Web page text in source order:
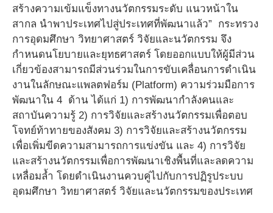
สร้างความเข้มแข็งทางนวัตกรรมระดับ แนวหน้าใน
สากล นําพาประเทศไปสู่ประเทศที่พัฒนาแล้ว” กระทรวง
การอุดมศึกษา วิทยาศาสตร์ วิจัยและนวัตกรรม จึง
กำหนดนโยบายและยุทธศาสตร์ โดยออกแบบให้ผู้มีส่วน
เกี่ยวข้องสามารถมีส่วนร่วมในการขับเคลื่อนการดําเนิน
งานในลักษณะแพลตฟอร์ม (Platform) ความร่วมมือการ
พัฒนาใน 4 ด้าน ได้แก่ 1) การพัฒนากําลังคนและ
สถาบันความรู้ 2) การวิจัยและสร้างนวัตกรรมเพื่อตอบ
โจทย์ท้าทายของสังคม 3) การวิจัยและสร้างนวัตกรรม
เพื่อเพิ่มขีดความสามารถการแข่งขัน และ 4) การวิจัย
และสร้างนวัตกรรมเพื่อการพัฒนาเชิงพื้นที่และลดความ
เหลื่อมล้ำ โดยดําเนินงานควบคู่ไปกับการปฏิรูประบบ
อุดมศึกษา วิทยาศาสตร์ วิจัยและนวัตกรรมของประเทศ